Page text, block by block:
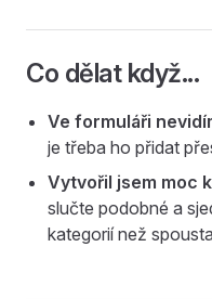
Co dělat když...
Ve formuláři
je třeba ho přidat
Vytvořil jsem moc
slučte podobné a
kategorií než